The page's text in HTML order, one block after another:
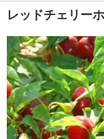
レッドチェリー